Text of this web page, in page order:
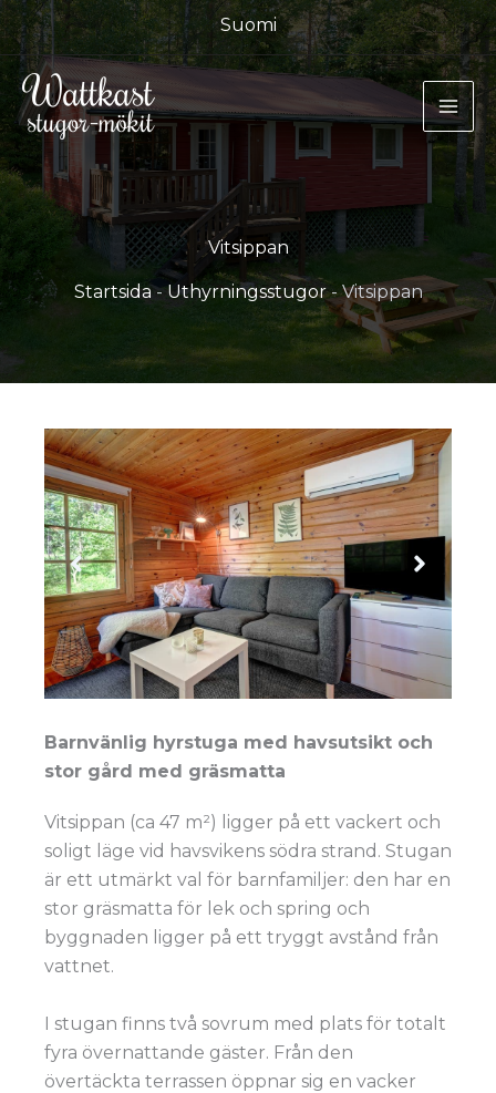
Hoppa
till
innehåll
Suomi
Vitsippan
Startsida-Uthyrningsstugor-Vitsippan
Barnvänlig hyrstuga med havsutsikt och
stor gård med gräsmatta
Vitsippan (ca 47 m²) ligger på ett vackert och
soligt läge vid havsvikens södra strand. Stugan
är ett utmärkt val för barnfamiljer: den har en
stor gräsmatta för lek och spring och
byggnaden ligger på ett tryggt avstånd från
vattnet.
I stugan finns två sovrum med plats för totalt
fyra övernattande gäster. Från den
övertäckta terrassen öppnar sig en vacker